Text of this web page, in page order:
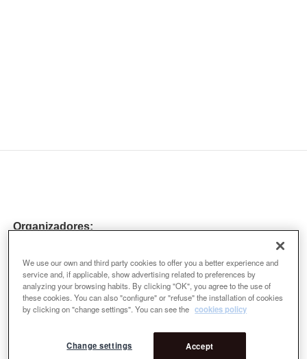
Organizadores:
We use our own and third party cookies to offer you a better experience and
service and, if applicable, show advertising related to preferences by
analyzing your browsing habits. By clicking "OK", you agree to the use of
these cookies. You can also "configure" or "refuse" the installation of cookies
by clicking on "change settings". You can see the cookies policy
Accept
Change settings